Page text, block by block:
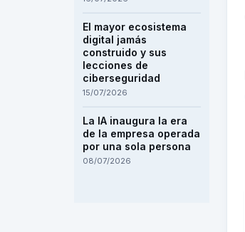
El mayor ecosistema
digital jamás
construido y sus
lecciones de
ciberseguridad
15/07/2026
La IA inaugura la era
de la empresa operada
por una sola persona
08/07/2026